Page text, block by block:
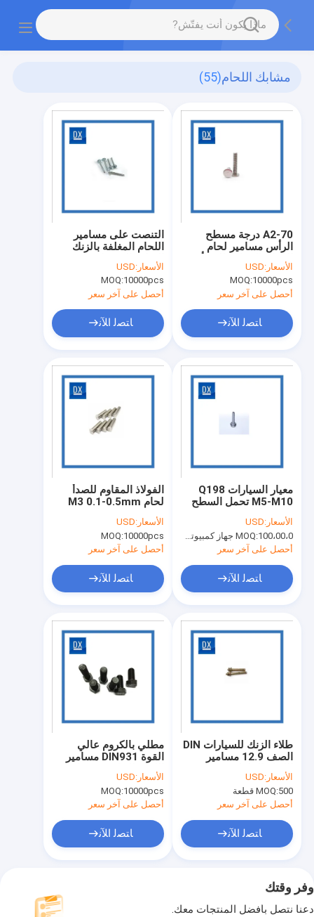
مشابك اللحام(55)
التنصت على مسامير
اللحام المغلفة بالزنك
الصلب الخيوط
الأسعار:USD
MOQ:10000pcs
أحصل على آخر سعر
ﺎﺘﺼﻟ ﺍﻶﻧ
A2-70 درجة مسطح
الرأس مسامير لحام
الفولاذ المقاوم للصدأ
الأسعار:USD
MOQ:10000pcs
أحصل على آخر سعر
ﺎﺘﺼﻟ ﺍﻶﻧ
الفولاذ المقاوم للصدأ
لحام M3 0.1-0.5mm
متري برغي جولة رئيس
الأسعار:USD
MOQ:10000pcs
أحصل على آخر سعر
ﺎﺘﺼﻟ ﺍﻶﻧ
معيار السيارات Q198
M5-M10 تحمل السطح
ثلاث نقاط لحام برغي
الأسعار:USD
MOQ:100،00،0 جهاز كمبيوتر شخصى
أحصل على آخر سعر
ﺎﺘﺼﻟ ﺍﻶﻧ
مطلي بالكروم عالي
القوة DIN931 مسامير
اللحام الخارجية سداسية
الدرجة 8.8
الأسعار:USD
MOQ:10000pcs
أحصل على آخر سعر
ﺎﺘﺼﻟ ﺍﻶﻧ
طلاء الزنك للسيارات DIN
الصف 12.9 مسامير
اللحام الملولبة
الأسعار:USD
MOQ:500 قطعة
أحصل على آخر سعر
ﺎﺘﺼﻟ ﺍﻶﻧ
وفر وقتك
دعنا نتصل بأفضل المنتجات معك.